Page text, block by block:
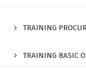
TRAINING
TRAINING BASIC